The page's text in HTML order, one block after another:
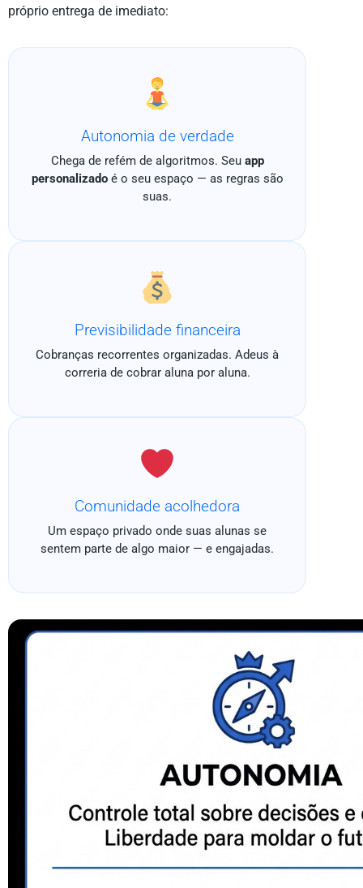
próprio entrega de imediato:
Autonomia de verdade
Chega de refém de algoritmos. Seu app
personalizadoé o seu espaço — as regras são
suas.
Previsibilidade financeira
Cobranças recorrentes organizadas. Adeus à
correria de cobrar aluna por aluna.
Comunidade acolhedora
Um espaço privado onde suas alunas se
sentem parte de algo maior — e engajadas.